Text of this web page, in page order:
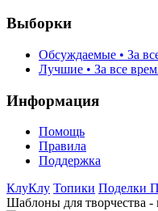
Выборки
Обсуждаемые • За
Лучшие • За все
Информация
Помощь
Правила
Поддержка
КлуКлу Топики Поделки
Шаблоны для творчества -